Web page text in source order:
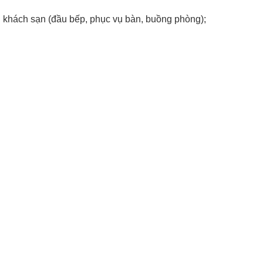
sạn (đầu bếp, phục vụ bàn, buồng phòng);